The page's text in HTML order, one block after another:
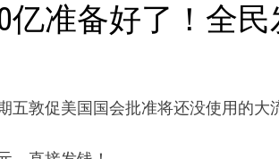
亿准备好了！全民
五敦促美国国会批准将还没使用的大